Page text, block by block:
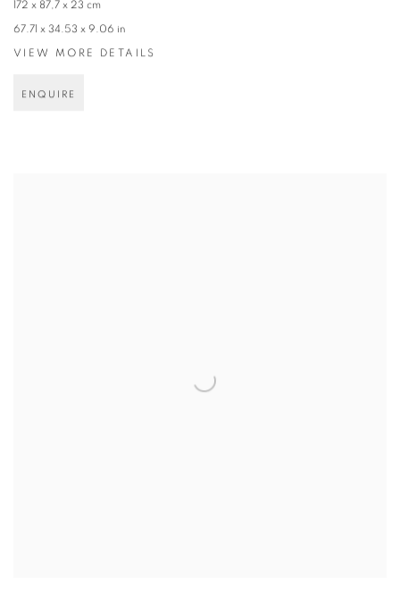
172 x 87,7 x 23 cm
67.71 x 34.53 x 9.06 in
VIEW MORE DETAILS
ENQUIRE